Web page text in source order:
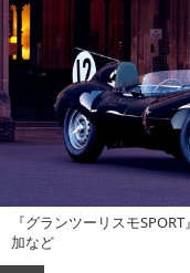
『グランツーリスモ
加など